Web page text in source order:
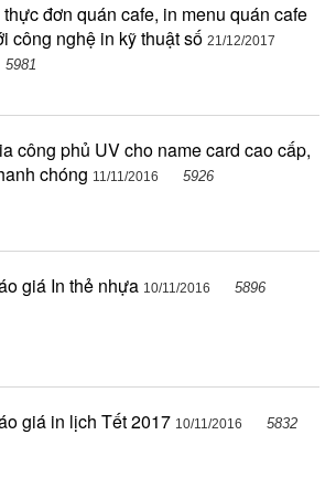
thực đơn quán cafe, in menu quán cafe
công nghệ in kỹ thuật số 21/12/2017
5981
công phủ UV cho name card cao cấp,
chóng 11/11/2016 5926
giá In thẻ nhựa 10/11/2016 5896
giá in lịch Tết 2017 10/11/2016 5832